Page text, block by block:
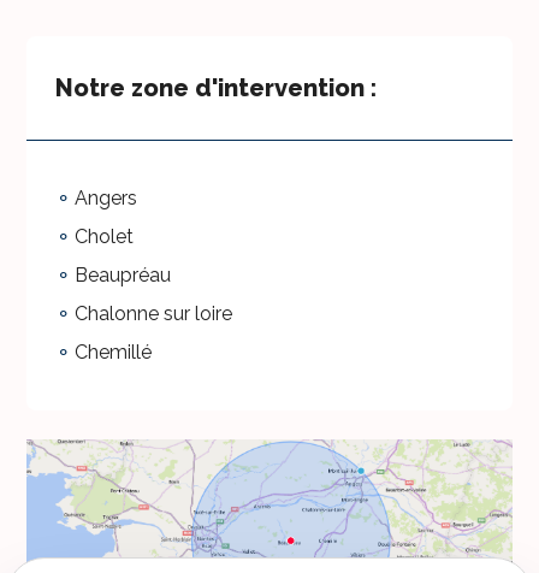
Notre zone d'intervention :
Angers
Cholet
Beaupréau
Chalonne sur loire
Chemillé